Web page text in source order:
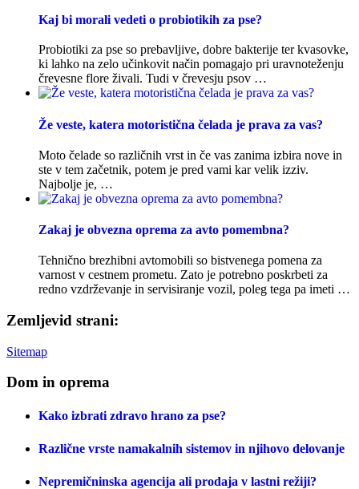
Kaj bi morali vedeti o probiotikih za pse?
Probiotiki za pse so prebavljive, dobre bakterije ter kvasovke,
ki lahko na zelo učinkovit način pomagajo pri uravnoteženju
črevesne flore živali. Tudi v črevesju psov …
Že veste, katera motoristična čelada je prava za vas?
Moto čelade so različnih vrst in če vas zanima izbira nove in
ste v tem začetnik, potem je pred vami kar velik izziv.
Najbolje je, …
Zakaj je obvezna oprema za avto pomembna?
Tehnično brezhibni avtomobili so bistvenega pomena za
varnost v cestnem prometu. Zato je potrebno poskrbeti za
redno vzdrževanje in servisiranje vozil, poleg tega pa imeti …
Zemljevid strani:
Sitemap
Dom in oprema
Kako izbrati zdravo hrano za pse?
Različne vrste namakalnih sistemov in njihovo delovanje
Nepremičninska agencija ali prodaja v lastni režiji?